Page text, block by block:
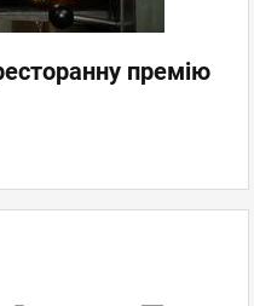
премію